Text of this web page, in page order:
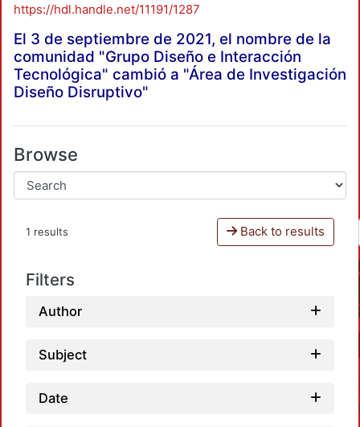
https://hdl.handle.net/11191/1287
El 3 de septiembre de 2021, el nombre de la
comunidad "Grupo Diseño e Interacción
Tecnológica" cambió a "Área de Investigación
Diseño Disruptivo"
Browse
1 results Back to results
Filters
Author
Subject
Date